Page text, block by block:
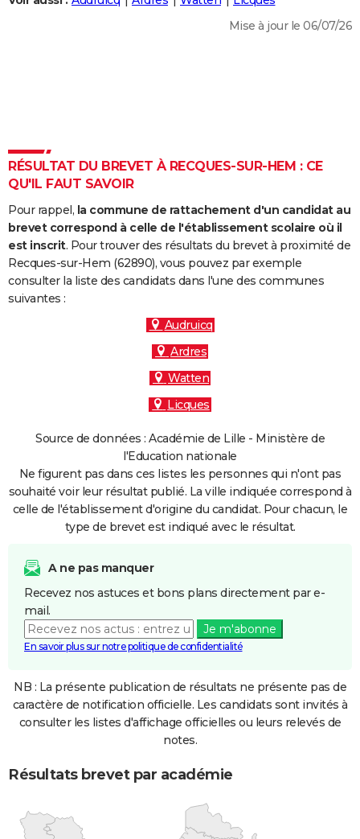
DICTIONNAIRE
Dictionnaire
Biographies
Citations
Expressions
Proverbes
PROGRAMME TV
COPAINS D'AVANT
S'inscrire
Se connecter
Lycées
Collèges
Primaires
Universités
Entreprises
Service militaire
Avis de recherche
AVIS DE DÉCÈS
FORUM
Mise à jour le 06/07/26
RÉSULTAT DU BREVET À RECQUES-SUR-HEM : CE
QU'IL FAUT SAVOIR
Pour rappel, la commune de rattachement d'un candidat au
brevet correspond à celle de l'établissement scolaire où il
est inscrit. Pour trouver des résultats du brevet à proximité de
Recques-sur-Hem (62890), vous pouvez par exemple
consulter la liste des candidats dans l'une des communes
suivantes :
Audruicq
Ardres
Watten
Licques
Source de données : Académie de Lille - Ministère de
l'Education nationale
Ne figurent pas dans ces listes les personnes qui n'ont pas
souhaité voir leur résultat publié. La ville indiquée correspond à
celle de l'établissement d'origine du candidat. Pour chacun, le
type de brevet est indiqué avec le résultat.
A ne pas manquer
Recevez nos astuces et bons plans directement par e-
mail.
Je m'abonne
En savoir plus sur notre politique de confidentialité
NB : La présente publication de résultats ne présente pas de
caractère de notification officielle. Les candidats sont invités à
consulter les listes d'affichage officielles ou leurs relevés de
notes.
Résultats brevet par académie